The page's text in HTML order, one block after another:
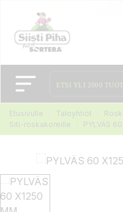
Etusivulle Taloyhtiöt
Siti-roskakoreille
PYLVÄS